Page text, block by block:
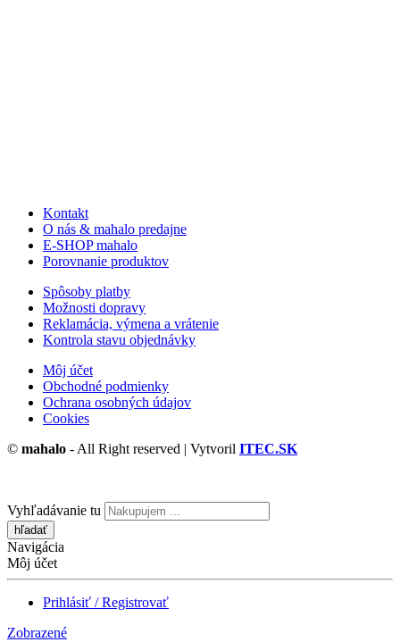
Kontakt
O nás & mahalo predajne
E-SHOP mahalo
Porovnanie produktov
Spôsoby platby
Možnosti dopravy
Reklamácia, výmena a vrátenie
Kontrola stavu objednávky
Môj účet
Obchodné podmienky
Ochrana osobných údajov
Cookies
© mahalo - All Right reserved | Vytvoril ITEC.SK
Vyhľadávanie tu
Navigácia
Môj účet
Prihlásiť / Registrovať
Zobrazené